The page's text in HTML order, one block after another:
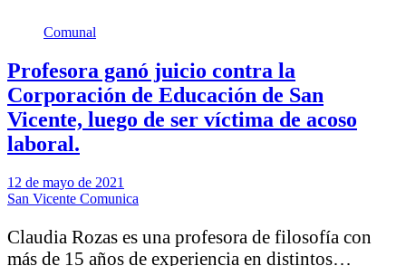
Comunal
Profesora ganó juicio contra la
Corporación de Educación de San
Vicente, luego de ser víctima de acoso
laboral.
12 de mayo de 2021
San Vicente Comunica
Claudia Rozas es una profesora de filosofía con
más de 15 años de experiencia en distintos…